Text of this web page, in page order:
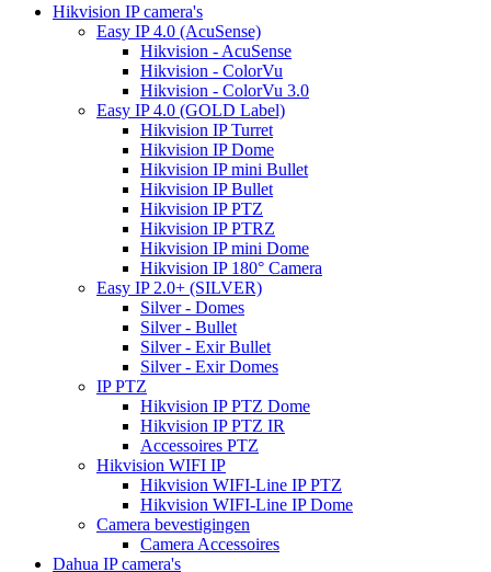
Hikvision IP camera's
Easy IP 4.0 (AcuSense)
Hikvision - AcuSense
Hikvision - ColorVu
Hikvision - ColorVu 3.0
Easy IP 4.0 (GOLD Label)
Hikvision IP Turret
Hikvision IP Dome
Hikvision IP mini Bullet
Hikvision IP Bullet
Hikvision IP PTZ
Hikvision IP PTRZ
Hikvision IP mini Dome
Hikvision IP 180° Camera
Easy IP 2.0+ (SILVER)
Silver - Domes
Silver - Bullet
Silver - Exir Bullet
Silver - Exir Domes
IP PTZ
Hikvision IP PTZ Dome
Hikvision IP PTZ IR
Accessoires PTZ
Hikvision WIFI IP
Hikvision WIFI-Line IP PTZ
Hikvision WIFI-Line IP Dome
Camera bevestigingen
Camera Accessoires
Dahua IP camera's